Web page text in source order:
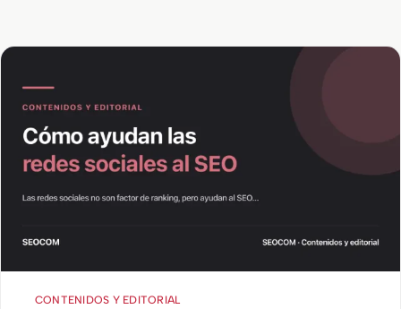
CONTENIDOS Y EDITORIAL